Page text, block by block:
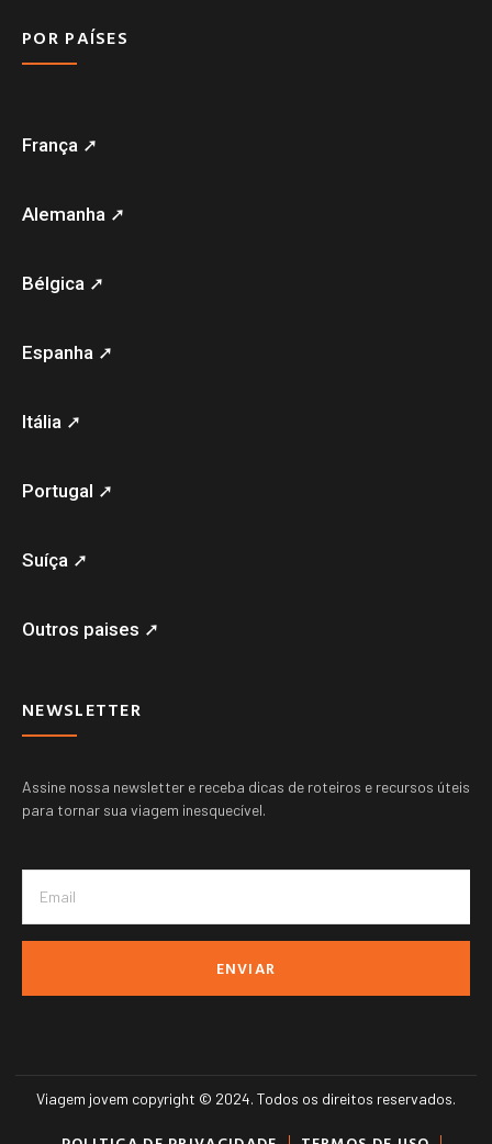
POR PAÍSES
França ➚
Alemanha ➚
Bélgica ➚
Espanha ➚
Itália ➚
Portugal ➚
Suíça ➚
Outros paises ➚
NEWSLETTER
Assine nossa newsletter e receba dicas de roteiros e recursos úteis
para tornar sua viagem inesquecível.
ENVIAR
Viagem jovem copyright © 2024. Todos os direitos reservados.